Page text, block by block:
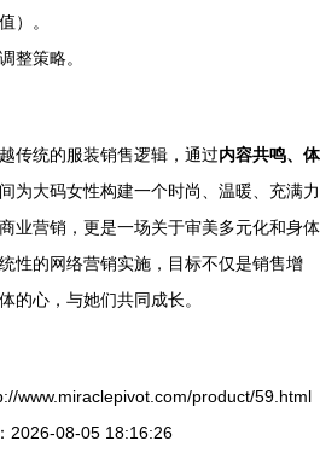
）。
整策略。
传统的服装销售逻辑，通过内容共鸣、体
为大码女性构建一个时尚、温暖、充满力
业营销，更是一场关于审美多元化和身体
性的网络营销实施，目标不仅是销售增
的心，与她们共同成长。
www.miraclepivot.com/product/59.html
2026-08-05 18:16:26